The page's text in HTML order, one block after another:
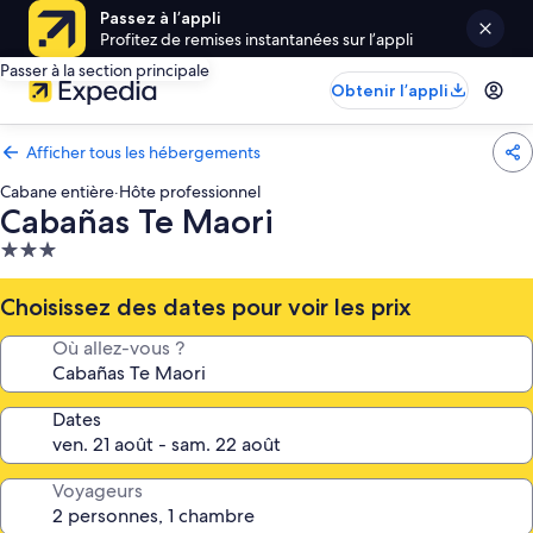
Passez à l’appli
Profitez de remises instantanées sur l’appli
Passer à la section principale
Obtenir l’appli
Afficher tous les hébergements
Cabane entière·Hôte professionnel
Cabañas Te Maori
Hébergement
3.0 étoiles
Choisissez des dates pour voir les prix
Où allez-vous ?
Dates
Voyageurs